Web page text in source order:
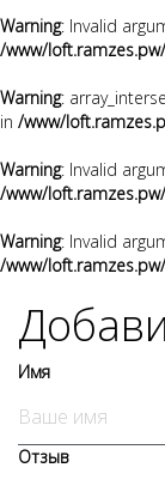
Warning: Invalid
/www/
Warning:
in /www/
Warning: Invalid
/www/
Warning: Invalid
/www/
Имя
Отзыв